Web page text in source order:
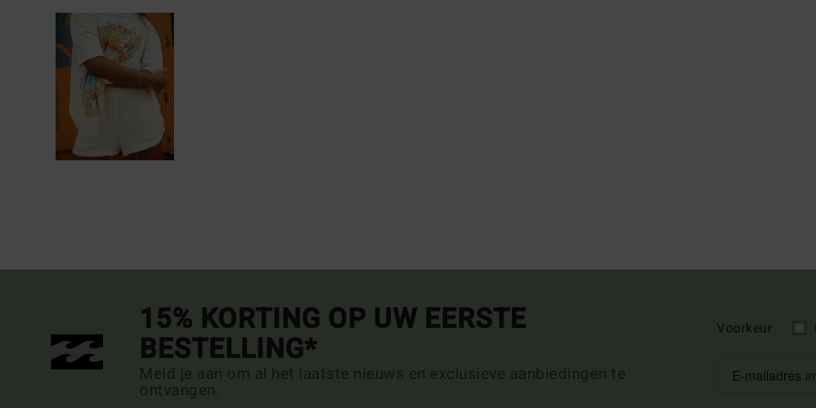
15% KORTING OP UW EERSTE
BESTELLING*
Meld je aan om al het laatste nieuws en exclusieve aanbiedingen te
ontvangen.
Voorkeur